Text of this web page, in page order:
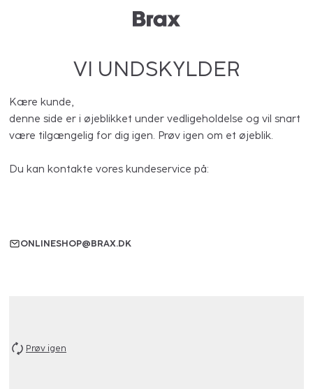
VI UNDSKYLDER
Kære kunde,
denne side er i øjeblikket under vedligeholdelse og vil snart
være tilgængelig for dig igen. Prøv igen om et øjeblik.
Du kan kontakte vores kundeservice på:
ONLINESHOP@BRAX.DK
Prøv igen